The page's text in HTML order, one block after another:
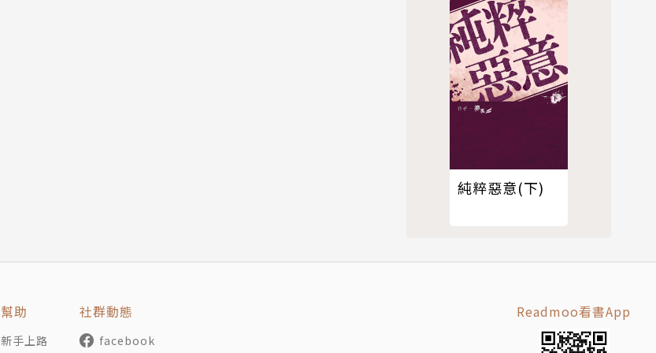
純粹惡意(下)
幫助
新手上路
社群動態
facebook
Readmoo看書App